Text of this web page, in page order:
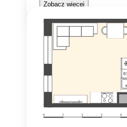
Zobacz więcej